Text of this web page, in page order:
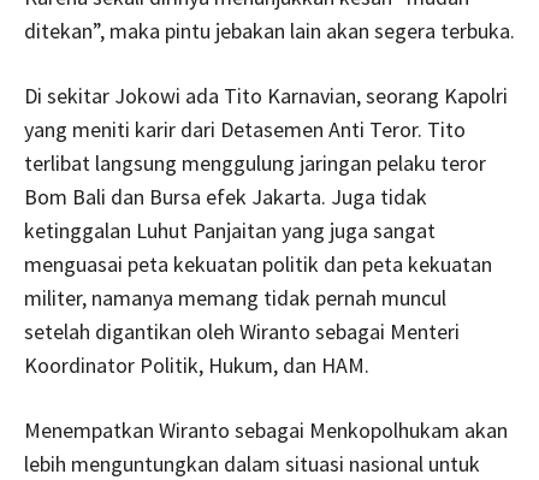
ditekan”, maka pintu jebakan lain akan segera terbuka.
Di sekitar Jokowi ada Tito Karnavian, seorang Kapolri
yang meniti karir dari Detasemen Anti Teror. Tito
terlibat langsung menggulung jaringan pelaku teror
Bom Bali dan Bursa efek Jakarta. Juga tidak
ketinggalan Luhut Panjaitan yang juga sangat
menguasai peta kekuatan politik dan peta kekuatan
militer, namanya memang tidak pernah muncul
setelah digantikan oleh Wiranto sebagai Menteri
Koordinator Politik, Hukum, dan HAM.
Menempatkan Wiranto sebagai Menkopolhukam akan
lebih menguntungkan dalam situasi nasional untuk